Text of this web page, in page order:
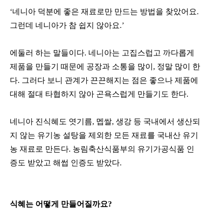
‘네니아 덕분에 좋은 재료로만 만드는 방법을 찾았어요.
그런데 네니아가 참 쉽지 않아요.’
에둘러 하는 말들이다. 네니아는 고집스럽고 까다롭게
제품을 만들기 때문에 공장과 소통을 많이, 정말 많이 한
다. 그러다 보니 관계가 끈끈해지는 점은 좋으나 제품에
대해 절대 타협하지 않아 곤욕스럽게 만들기도 한다.
네니아 진식혜도 엿기름, 멥쌀, 생강 등 국내에서 생산되
지 않는 유기농 설탕을 제외한 모든 재료를 국내산 유기
농 재료로 만든다. 농림축산식품부의 유기가공식품 인
증도 받았고 해썹 인증도 받았다.
식혜는 어떻게 만들어질까요?